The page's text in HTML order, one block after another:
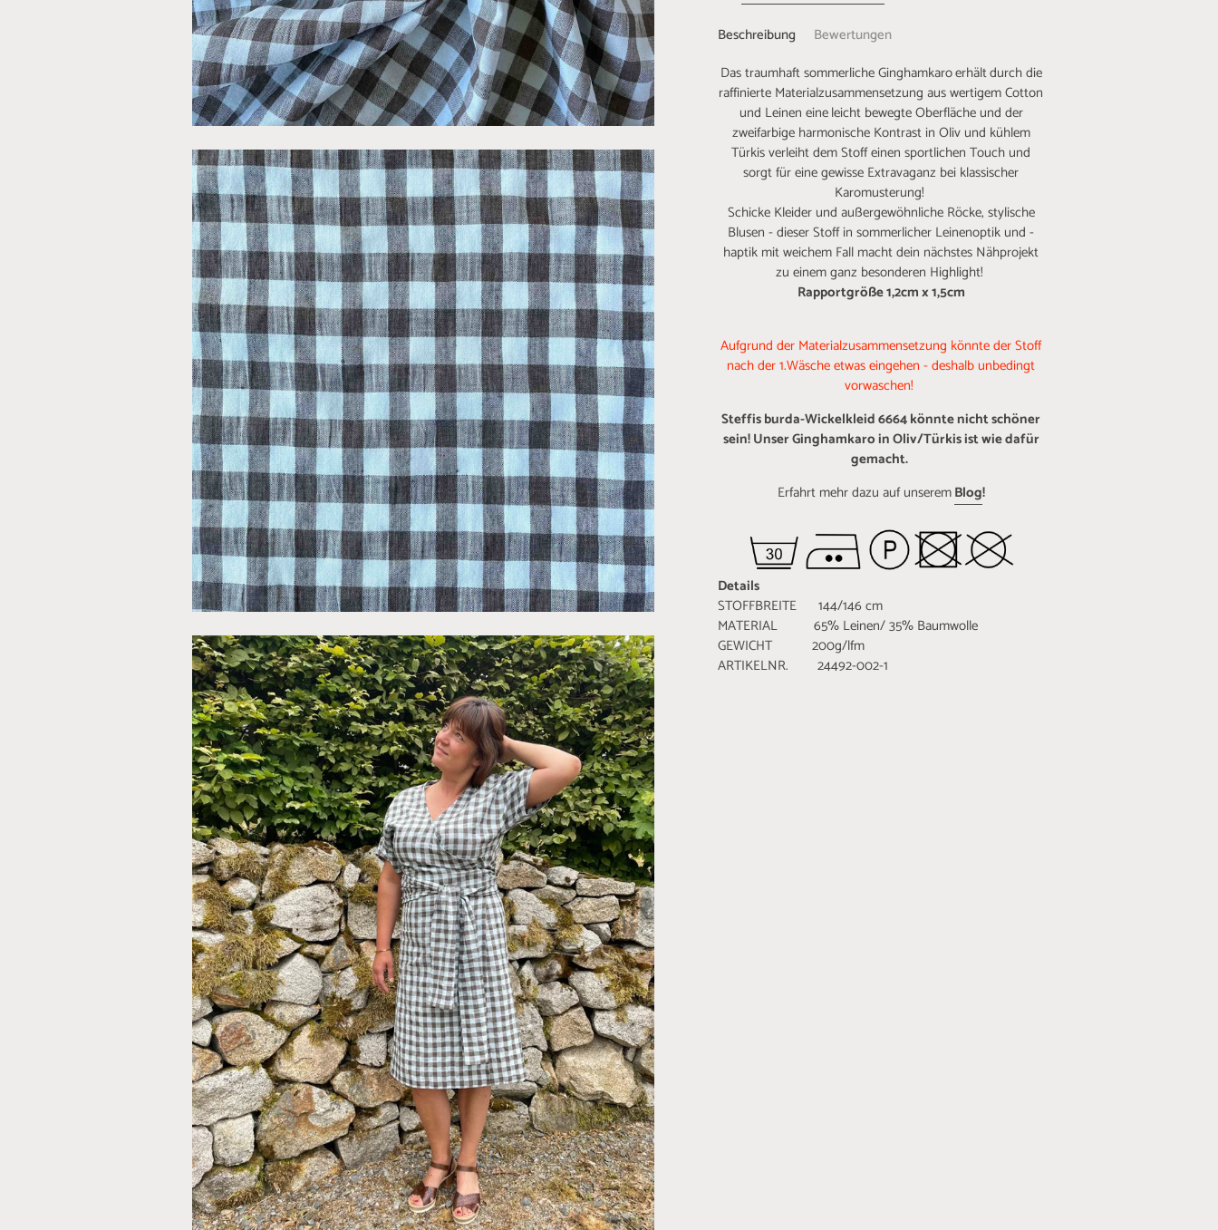
Beschreibung
Bewertungen
Das traumhaft sommerliche Ginghamkaroerhältdurch die
raffinierte Materialzusammensetzung aus wertigem Cotton
und Leinen eineleicht bewegte Oberfläche und der
zweifarbige harmonische Kontrast in Oliv und kühlem
Türkis verleiht dem Stoff einen sportlichen Touch und
sorgt für eine gewisse Extravaganz bei klassischer
Karomusterung!
Schicke Kleider und außergewöhnliche Röcke, stylische
Blusen - dieser Stoff in sommerlicher Leinenoptik und -
haptik mit weichem Fall macht dein nächstes Nähprojekt
zu einem ganz besonderen Highlight!
Rapportgröße 1,2cm x 1,5cm
Aufgrund der Materialzusammensetzung könnte der Stoff
nach der 1.Wäsche etwas eingehen - deshalb unbedingt
vorwaschen!
Steffis burda-Wickelkleid 6664 könnte nicht schöner
sein! Unser Ginghamkaro in Oliv/Türkis ist wie dafür
gemacht.
Erfahrt mehr dazu auf unseremBlog!
Details
STOFFBREITE 144/146 cm
MATERIAL 65% Leinen/ 35% Baumwolle
GEWICHT 200g/lfm
ARTIKELNR. 24492-002-1